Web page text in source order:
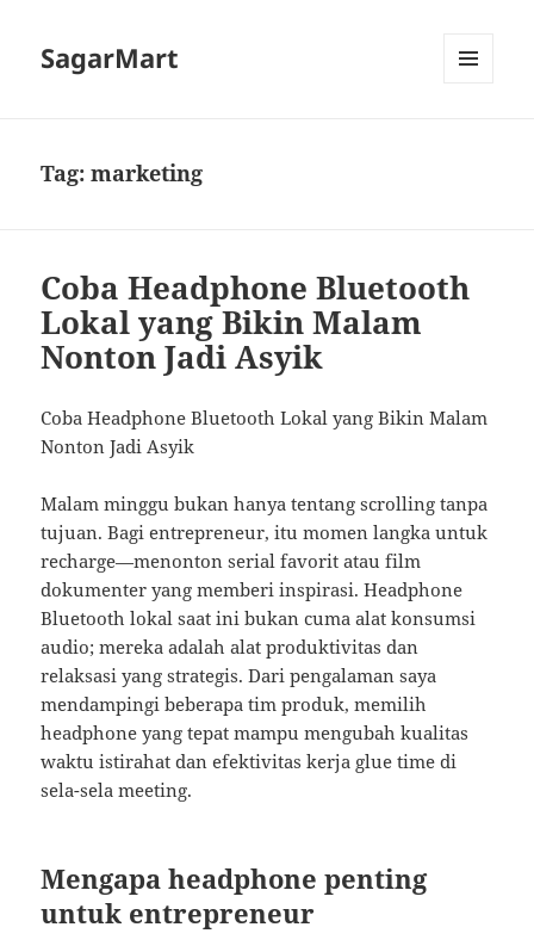
SagarMart
Tag:marketing
Coba Headphone Bluetooth
Lokal yang Bikin Malam
Nonton Jadi Asyik
Coba Headphone Bluetooth Lokal yang Bikin Malam
Nonton Jadi Asyik
Malam minggu bukan hanya tentang scrolling tanpa
tujuan. Bagi entrepreneur, itu momen langka untuk
recharge—menonton serial favorit atau film
dokumenter yang memberi inspirasi. Headphone
Bluetooth lokal saat ini bukan cuma alat konsumsi
audio; mereka adalah alat produktivitas dan
relaksasi yang strategis. Dari pengalaman saya
mendampingi beberapa tim produk, memilih
headphone yang tepat mampu mengubah kualitas
waktu istirahat dan efektivitas kerja glue time di
sela-sela meeting.
Mengapa headphone penting
untuk entrepreneur